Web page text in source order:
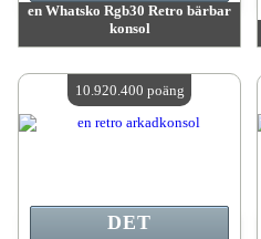
en Whatsko Rgb30 Retro bärbar
konsol
Antal tillgängliga:4
DET
10.920.400 poäng